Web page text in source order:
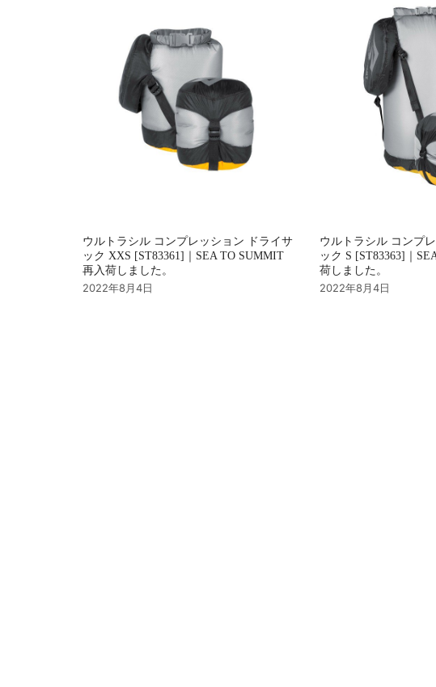
ウルトラシル コンプレッション ドライサ
ック XXS [ST83361]｜SEA TO SUMMIT
再入荷しました。
2022年8月4日
ウルトラシル コンプ
ック S [ST83363]｜
荷しました。
2022年8月4日